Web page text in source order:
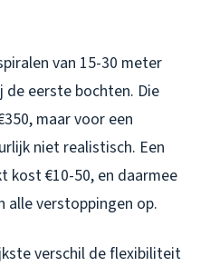
van 15-30 meter
eerste bochten. Die
maar voor een
niet realistisch. Een
kost €10-50, en daarmee
alle verstoppingen op.
verschil de flexibiliteit